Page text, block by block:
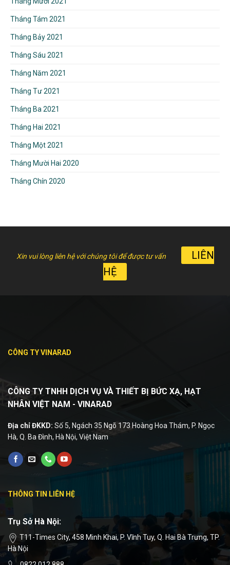
Tháng Tám 2021
Tháng Bảy 2021
Tháng Sáu 2021
Tháng Năm 2021
Tháng Tư 2021
Tháng Ba 2021
Tháng Hai 2021
Tháng Một 2021
Tháng Mười Hai 2020
Tháng Chín 2020
Xin vui lòng liên hệ với chúng tôi để được tư vấn
LIÊN
HỆ
CÔNG TY VINARAD
CÔNG TY TNHH DỊCH VỤ VÀ THIẾT BỊ BỨC XẠ, HẠT
NHÂN VIỆT NAM - VINARAD
Địa chỉ ĐKKD: Số 5, Ngách 35 Ngõ 173 Hoàng Hoa Thám, P. Ngọc
Hà, Q. Ba Đình, Hà Nội, Việt Nam
THÔNG TIN LIÊN HỆ
Trụ Sở Hà Nội:
T11-Times City, 458 Minh Khai, P. Vĩnh Tuy, Q. Hai Bà Trưng, TP.
Hà Nội